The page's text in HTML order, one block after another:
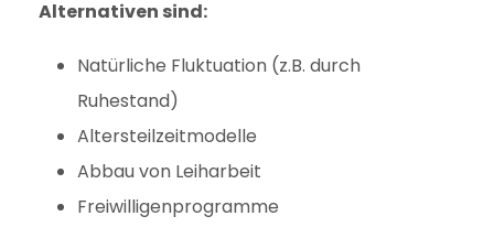
Alternativen sind:
Natürliche Fluktuation (z.B. durch
Ruhestand)
Altersteilzeitmodelle
Abbau von Leiharbeit
Freiwilligenprogramme